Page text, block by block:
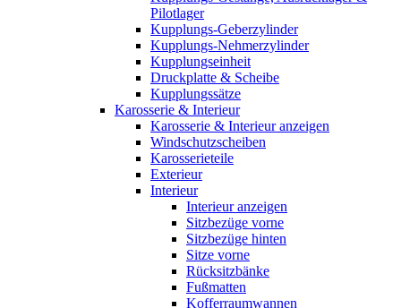
Pilotlager
Kupplungs-Geberzylinder
Kupplungs-Nehmerzylinder
Kupplungseinheit
Druckplatte & Scheibe
Kupplungssätze
Karosserie & Interieur
Karosserie & Interieur anzeigen
Windschutzscheiben
Karosserieteile
Exterieur
Interieur
Interieur anzeigen
Sitzbezüge vorne
Sitzbezüge hinten
Sitze vorne
Rücksitzbänke
Fußmatten
Kofferraumwannen